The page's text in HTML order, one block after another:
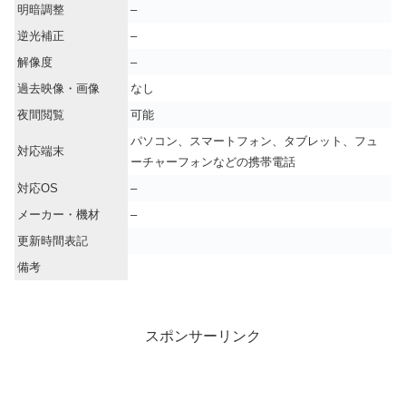
明暗調整
–
逆光補正
–
解像度
–
過去映像・画像
なし
夜間閲覧
可能
対応端末
パソコン、スマートフォン、タブレット、フュ
ーチャーフォンなどの携帯電話
対応OS
–
メーカー・機材
–
更新時間表記
備考
スポンサーリンク